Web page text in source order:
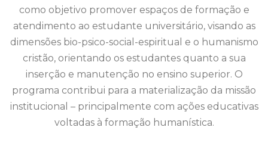
como objetivo promover espaços de formação e
atendimento ao estudante universitário, visando as
dimensões bio-psico-social-espiritual e o humanismo
cristão, orientando os estudantes quanto a sua
inserção e manutenção no ensino superior. O
programa contribui para a materialização da missão
institucional – principalmente com ações educativas
voltadas à formação humanística.